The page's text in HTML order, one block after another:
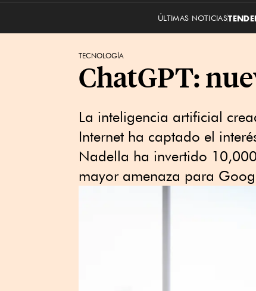
ÚLTIMAS NOTICIAS
TECNOLOGÍA
ChatGPT:
La inteligencia artificial
Internet ha captado el
Nadella ha invertido
mayor amenaza para